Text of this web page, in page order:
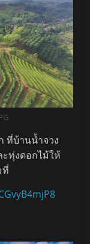
ที่บ้านน้ำจวง
ทุ่งดอกไม้ให้
ที่